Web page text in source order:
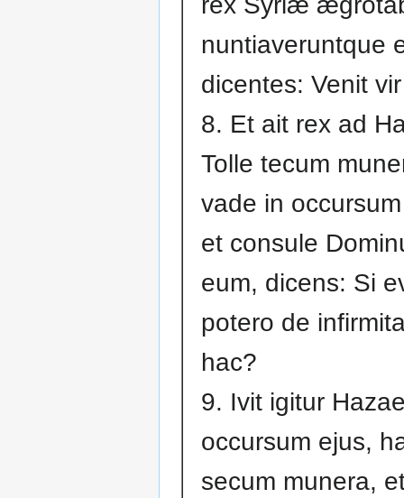
nuntiaveruntque
dicentes: Venit
8. Et ait rex ad
Tolle tecum
vade in
et consule
eum, dicens: Si
potero de
hac?
9. Ivit igitur
occursum ejus,
secum munera,